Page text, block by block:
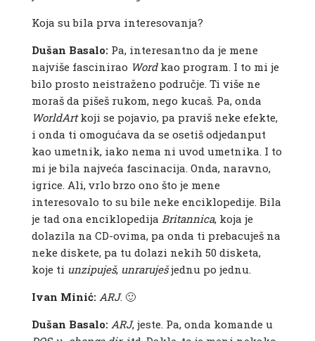
Koja su bila prva interesovanja?
Dušan Basalo:Pa, interesantno da je mene
najviše fascinirao Wordkao program. I to mi je
bilo prosto neistraženo područje. Ti više ne
moraš da pišeš rukom, nego kucaš. Pa, onda
WorldArtkoji se pojavio, pa praviš neke efekte,
i onda ti omogućava da se osetiš odjedanput
kao umetnik, iako nema ni uvod umetnika. I to
mi je bila najveća fascinacija. Onda, naravno,
igrice. Ali, vrlo brzo ono što je mene
interesovalo to su bile neke enciklopedije. Bila
je tad ona enciklopedija Britannica, koja je
dolazila na CD-ovima, pa onda ti prebacuješ na
neke diskete, pa tu dolazi nekih 50 disketa,
koje ti unzipuješ, unraruješjednu po jednu.
Ivan Minić: ARJ. 🙂
Dušan Basalo: ARJ, jeste. Pa, onda komande u